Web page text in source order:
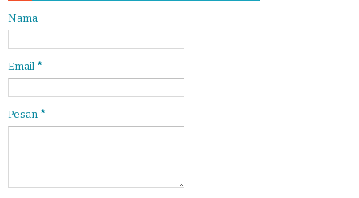
Nama
Email *
Pesan *